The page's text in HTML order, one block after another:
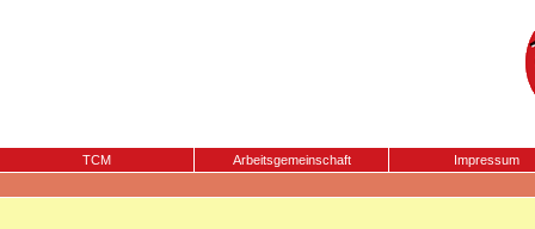
TCM Arbeitsgemeinschaft Impressum